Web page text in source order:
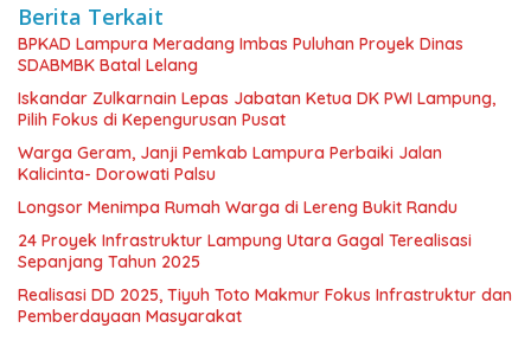
Berita Terkait
BPKAD Lampura Meradang Imbas Puluhan Proyek Dinas
SDABMBK Batal Lelang
Iskandar Zulkarnain Lepas Jabatan Ketua DK PWI Lampung,
Pilih Fokus di Kepengurusan Pusat
Warga Geram, Janji Pemkab Lampura Perbaiki Jalan
Kalicinta- Dorowati Palsu
Longsor Menimpa Rumah Warga di Lereng Bukit Randu
24 Proyek Infrastruktur Lampung Utara Gagal Terealisasi
Sepanjang Tahun 2025
Realisasi DD 2025, Tiyuh Toto Makmur Fokus Infrastruktur dan
Pemberdayaan Masyarakat